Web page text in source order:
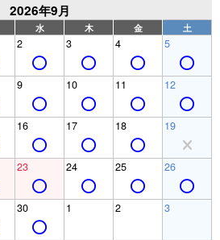
2026年9月
水 木 金 土
2 3 4 5
9 10 11 12
16 17 18 19
23 24 25 26
30 1 2 3